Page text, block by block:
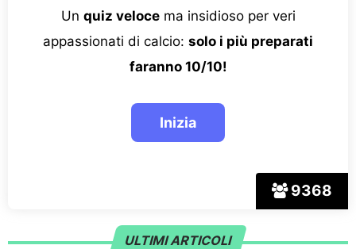
9368
Un quiz velocema insidioso per veri
appassionati di calcio: solo i più preparati
faranno 10/10!
ULTIMI ARTICOLI